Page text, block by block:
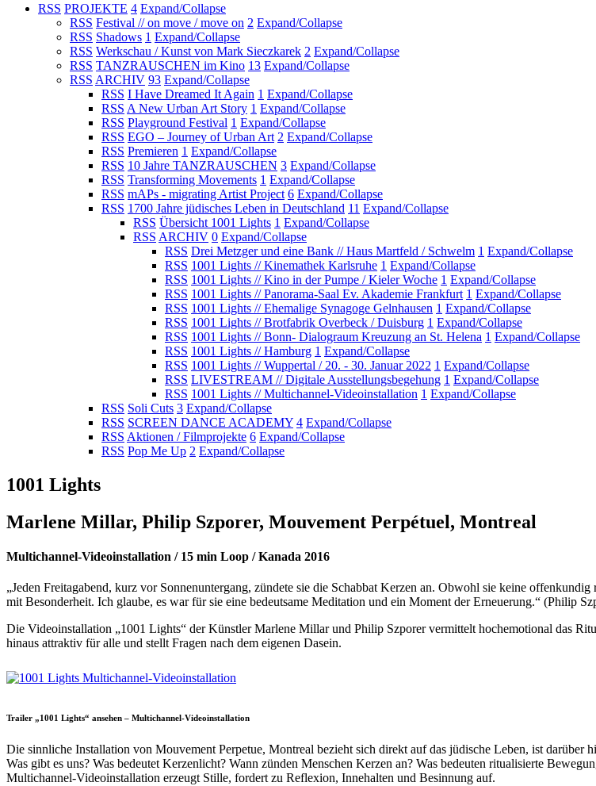
RSS PROJEKTE 4 Expand/Collapse
RSS Festival // on move / move on 2 Expand/Collapse
RSS Shadows 1 Expand/Collapse
RSS Werkschau / Kunst von Mark Sieczkarek 2 Expand/Collapse
RSS TANZRAUSCHEN im Kino 13 Expand/Collapse
RSS ARCHIV 93 Expand/Collapse
RSS I Have Dreamed It Again 1 Expand/Collapse
RSS A New Urban Art Story 1 Expand/Collapse
RSS Playground Festival 1 Expand/Collapse
RSS EGO – Journey of Urban Art 2 Expand/Collapse
RSS Premieren 1 Expand/Collapse
RSS 10 Jahre TANZRAUSCHEN 3 Expand/Collapse
RSS Transforming Movements 1 Expand/Collapse
RSS mAPs - migrating Artist Project 6 Expand/Collapse
RSS 1700 Jahre jüdisches Leben in Deutschland 11 Expand/Collapse
RSS Übersicht 1001 Lights 1 Expand/Collapse
RSS ARCHIV 0 Expand/Collapse
RSS Drei Metzger und eine Bank // Haus Martfeld / Schwelm 1 Expand/Collapse
RSS 1001 Lights // Kinemathek Karlsruhe 1 Expand/Collapse
RSS 1001 Lights // Kino in der Pumpe / Kieler Woche 1 Expand/Collapse
RSS 1001 Lights // Panorama-Saal Ev. Akademie Frankfurt 1 Expand/Collapse
RSS 1001 Lights // Ehemalige Synagoge Gelnhausen 1 Expand/Collapse
RSS 1001 Lights // Brotfabrik Overbeck / Duisburg 1 Expand/Collapse
RSS 1001 Lights // Bonn- Dialograum Kreuzung an St. Helena 1 Expand/Collapse
RSS 1001 Lights // Hamburg 1 Expand/Collapse
RSS 1001 Lights // Wuppertal / 20. - 30. Januar 2022 1 Expand/Collapse
RSS LIVESTREAM // Digitale Ausstellungsbegehung 1 Expand/Collapse
RSS 1001 Lights // Multichannel-Videoinstallation 1 Expand/Collapse
RSS Soli Cuts 3 Expand/Collapse
RSS SCREEN DANCE ACADEMY 4 Expand/Collapse
RSS Aktionen / Filmprojekte 6 Expand/Collapse
RSS Pop Me Up 2 Expand/Collapse
1001 Lights
Marlene Millar, Philip Szporer, Mouvement Perpétuel, Montreal
Multichannel-Videoinstallation / 15 min Loop / Kanada 2016
„Jeden Freitagabend, kurz vor Sonnenuntergang, zündete sie die Schabbat Kerzen an. Obwohl sie keine
mit Besonderheit. Ich glaube, es war für sie eine bedeutsame Meditation und ein Moment der Erneuerung.“ (Philip
Die Videoinstallation „1001 Lights“ der Künstler Marlene Millar und Philip Szporer vermittelt hochemotional das
hinaus attraktiv für alle und stellt Fragen nach dem eigenen Dasein.
Trailer „1001 Lights“ ansehen – Multichannel-Videoinstallation
Die sinnliche Installation von Mouvement Perpetue, Montreal bezieht sich direkt auf das jüdische Leben, ist darüber
Was gibt es uns? Was bedeutet Kerzenlicht? Wann zünden Menschen Kerzen an? Was bedeuten ritualisierte
Multichannel-Videoinstallation erzeugt Stille, fordert zu Reflexion, Innehalten und Besinnung auf.